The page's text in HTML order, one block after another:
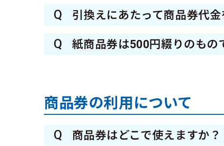
1次申込◆記載不備等を除き、
す。 また、引換券はお申込み
当選通知ハガキが届いていない
Q 引換えにあたって商品券代
指定引換場所のファミリーマ
よる現金との引換えの案内など
Q 紙商品券は500円綴りのもの
い。紙商品券の場合はコールセ
商品券の利用について
Q 商品券はどこで使えますか？